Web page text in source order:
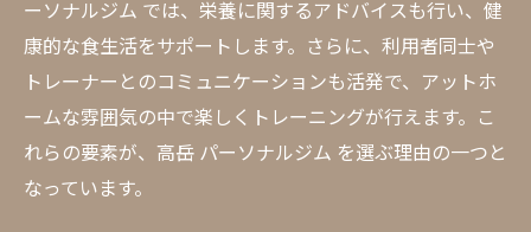
ーソナルジム では、栄養に関するアドバイスも行い、健
康的な食生活をサポートします。さらに、利用者同士や
トレーナーとのコミュニケーションも活発で、アットホ
ームな雰囲気の中で楽しくトレーニングが行えます。こ
れらの要素が、高岳 パーソナルジム を選ぶ理由の一つと
なっています。